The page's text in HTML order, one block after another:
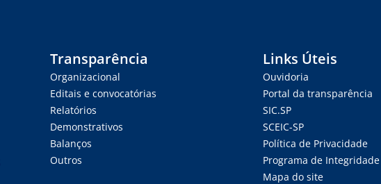
Transparência
Organizacional
Editais e convocatórias
Relatórios
Demonstrativos
Balanços
Outros
Links Úteis
Ouvidoria
Portal da transparência
SIC.SP
SCEIC-SP
Política de Privacidade
Programa de Integridade
Mapa do site